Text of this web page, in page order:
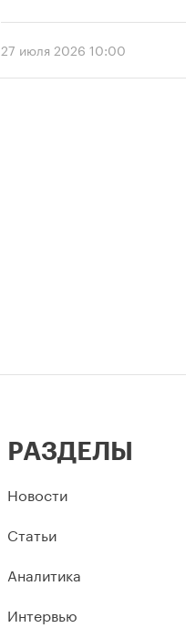
1956 года. И главным
стало открытие Большой
спортивной арены
27 июля 2026 10:00
РАЗДЕЛЫ
Новости
Статьи
Аналитика
Интервью